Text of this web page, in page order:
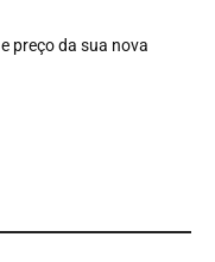
preço da sua nova